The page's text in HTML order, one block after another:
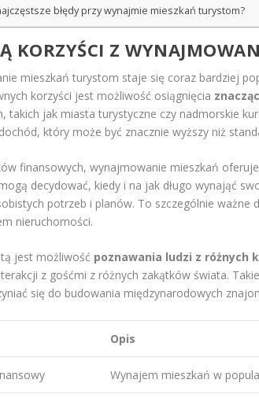
błędy przy wynajmie mieszkań turystom?
KORZYŚCI Z
mieszkań turystom staje się coraz bardziej
korzyści jest możliwość osiągnięcia
takich jak miasta turystyczne czy nadmorskie
który może być znacznie wyższy niż
finansowych, wynajmowanie mieszkań oferuje
decydować, kiedy i na jak długo wynająć
potrzeb i planów. To szczególnie ważne
nieruchomości.
jest możliwość poznawania ludzi z różnych
z gośćmi z różnych zakątków świata.
się do budowania międzynarodowych
Opis
Wynajem mieszkań w